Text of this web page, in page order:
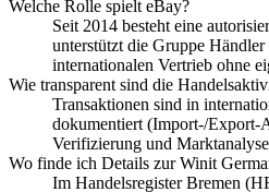
Welche Rolle spielt eBay?
Seit 2014 besteht eine
unterstützt die Gruppe
internationalen Vertrieb ohne
Wie transparent sind die
Transaktionen sind in
dokumentiert (Import-/Export-
Verifizierung und
Wo finde ich Details zur Winit
Im Handelsregister Bremen